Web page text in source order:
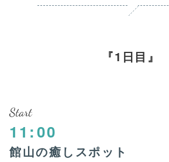
1日目
Start
11:00
館山の癒しスポット